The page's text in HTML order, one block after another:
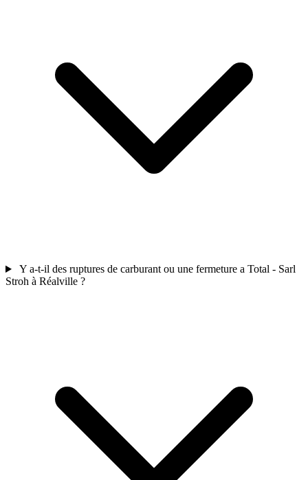
Y a-t-il des ruptures de carburant ou une fermeture a Total - Sarl
Stroh à Réalville ?